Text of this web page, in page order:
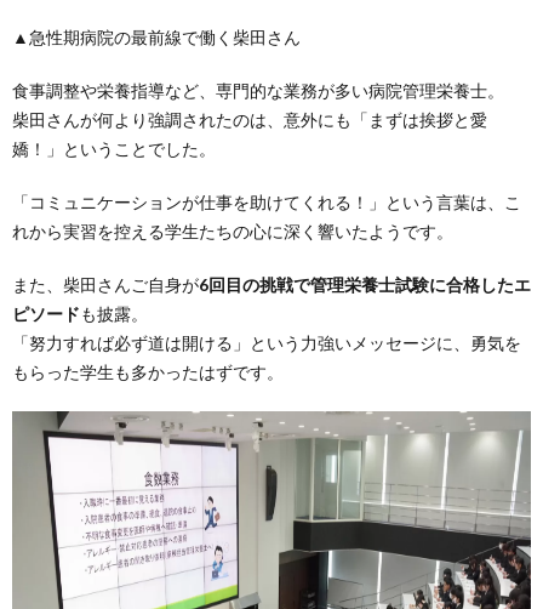
▲急性期病院の最前線で働く柴田さん
食事調整や栄養指導など、専門的な業務が多い病院管理栄養士。
柴田さんが何より強調されたのは、意外にも「まずは挨拶と愛
嬌！」ということでした。
「コミュニケーションが仕事を助けてくれる！」という言葉は、こ
れから実習を控える学生たちの心に深く響いたようです。
また、柴田さんご自身が6回目の挑戦で管理栄養士試験に合格したエ
ピソードも披露。
「努力すれば必ず道は開ける」という力強いメッセージに、勇気を
もらった学生も多かったはずです。